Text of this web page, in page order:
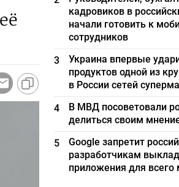
кадровиков в
начали готовить к
сотрудников
3
Украина впервые
продуктов одной из
в России сетей
4
В МВД посоветовали
делиться своим
5
Google запретит
разработчикам
приложения для всего